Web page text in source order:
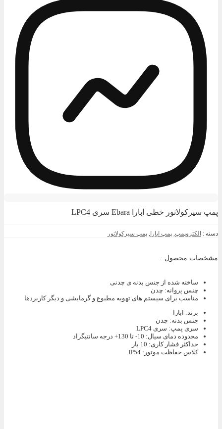
پمپ سیرکولاتور خطی ابارا Ebara سری LPC4
دسته : الکتروپمپ پمپ ابارا پمپ سیرکولاتور
مشخصات محصول :
ساخته شده از جنس بدنه ی چدنی
چنس پروانه: چدن
مناسب برای سیستم های تهویه مطبوع و گرمایشی و دیگر کاربردها
برند : ابارا
جنس بدنه: چدن
سری پمپ: سری LPC4
محدوده دمای سیال: 10- تا 130+ درجه سانتیگراد
حداکثر فشار کاری: 10 بار
کلاس حفاظت موتور :
IP54